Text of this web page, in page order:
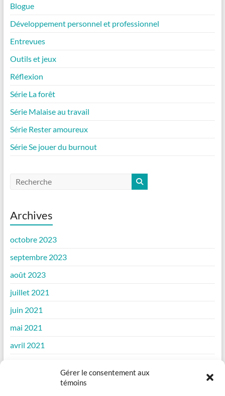
Gérer le consentement aux
témoins
Blogue
Développement personnel et professionnel
Entrevues
Outils et jeux
Réflexion
Série La forêt
Série Malaise au travail
Série Rester amoureux
Série Se jouer du burnout
Archives
octobre 2023
septembre 2023
août 2023
juillet 2021
juin 2021
mai 2021
avril 2021